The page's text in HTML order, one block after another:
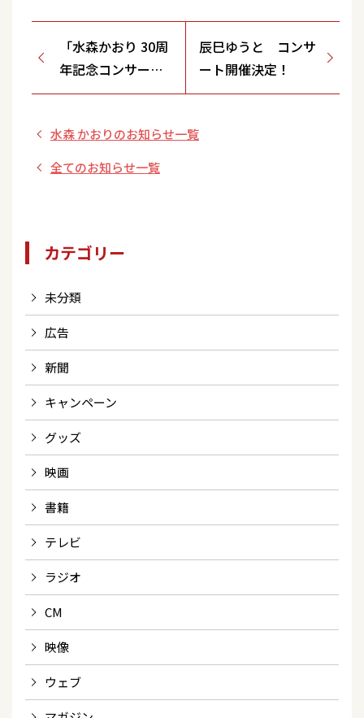
「水森かおり 30周
年記念コンサート
～歌謡紀行～」
民会館 グロービス
ホール/茨城県】開
辰巳ゆうと コンサ
ート開催決定！
水森 かおりのお知らせ一覧
全てのお知らせ一覧
カテゴリー
未分類
広告
新聞
キャンペーン
グッズ
映画
書籍
テレビ
ラジオ
CM
映像
ウェブ